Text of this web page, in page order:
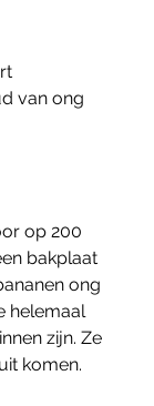
van ong
op 200
bakplaat
ong
helemaal
zijn. Ze
komen.